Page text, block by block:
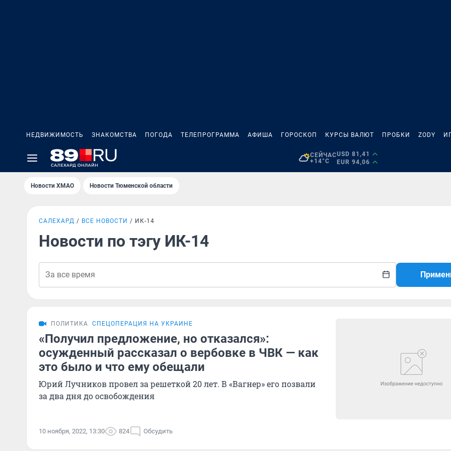
НЕДВИЖИМОСТЬ ЗНАКОМСТВА ПОГОДА ТЕЛЕПРОГРАММА АФИША ГОРОСКОП КУРСЫ ВАЛЮТ ПРОБКИ ZODY
СЕЙЧАС
+14°C
USD 81,41
EUR 94,06
Новости ХМАО Новости Тюменской области
САЛЕХАРД ВСЕ НОВОСТИ ИК-14
Новости по тэгу ИК-14
ПОЛИТИКА СПЕЦОПЕРАЦИЯ НА УКРАИНЕ
«Получил предложение, но отказался»:
осужденный рассказал о вербовке в ЧВК — как
это было и что ему обещали
Юрий Лучников провел за решеткой 20 лет. В «Вагнер» его позвали
за два дня до освобождения
10 ноября, 2022, 13:30 824 Обсудить